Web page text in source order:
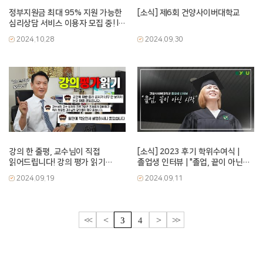
정부지원금 최대 95% 지원 가능한
심리상담 서비스 이용자 모집 중! l
건양사이버대학교
청년지원사업단...
2024.10.28
[소식] 제6회 건양사이버대학교
2024.09.30
강의 한 줄평, 교수님이 직접
읽어드립니다! 강의 평가 읽기
‘교수설계’편
2024.09.19
[소식] 2023 후기 학위수여식 |
졸업생 인터뷰 | "졸업, 끝이 아닌
시작"
2024.09.11
<< < 3 4 > >>